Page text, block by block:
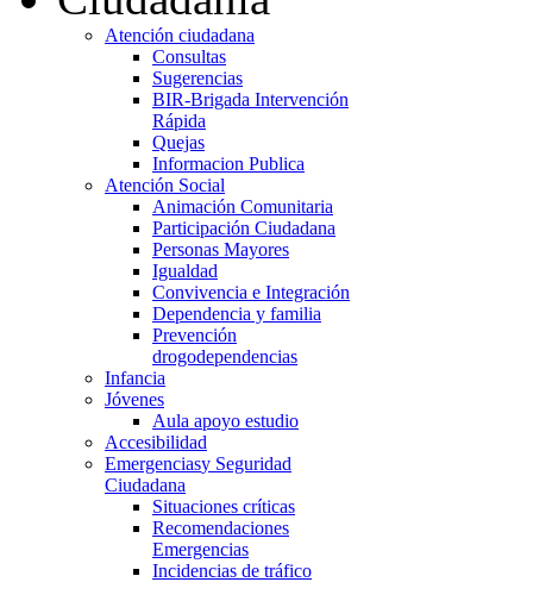
Atención ciudadana
Consultas
Sugerencias
BIR-Brigada Intervención
Rápida
Quejas
Informacion Publica
Atención Social
Animación Comunitaria
Participación Ciudadana
Personas Mayores
Igualdad
Convivencia e Integración
Dependencia y familia
Prevención
drogodependencias
Infancia
Jóvenes
Aula apoyo estudio
Accesibilidad
Emergenciasy Seguridad
Ciudadana
Situaciones críticas
Recomendaciones
Emergencias
Incidencias de tráfico